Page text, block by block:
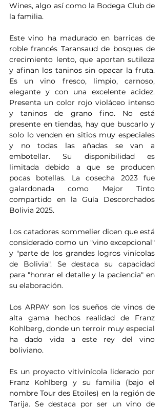
Wines, algo así como la Bodega Club de
la familia.
Este vino ha madurado en barricas de
roble francés Taransaud de bosques de
crecimiento lento, que aportan sutileza
y afinan los taninos sin opacar la fruta.
Es un vino fresco, limpio, carnoso,
elegante y con una excelente acidez.
Presenta un color rojo violáceo intenso
y taninos de grano fino. No está
presente en tiendas, hay que buscarlo y
solo lo venden en sitios muy especiales
y no todas las añadas se van a
embotellar. Su disponibilidad es
limitada debido a que se producen
pocas botellas. La cosecha 2023 fue
galardonada como Mejor Tinto
compartido en la Guía Descorchados
Bolivia 2025.
Los catadores sommelier dicen que está
considerado como un "vino excepcional"
y "parte de los grandes logros vinícolas
de Bolivia". Se destaca su capacidad
para "honrar el detalle y la paciencia" en
su elaboración.
Los ARPAY son los sueños de vinos de
alta gama hechos realidad de Franz
Kohlberg, donde un terroir muy especial
ha dado vida a este rey del vino
boliviano.
Es un proyecto vitivinícola liderado por
Franz Kohlberg y su familia (bajo el
nombre Tour des Etoiles) en la región de
Tarija. Se destaca por ser un vino de